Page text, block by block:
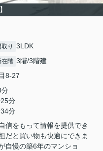
取り 3LDK
在階 3階/3階建
8-27
分
25分
34分
信をもって情報を提供でき
だと買い物も快適にできま
自慢の築6年のマンショ